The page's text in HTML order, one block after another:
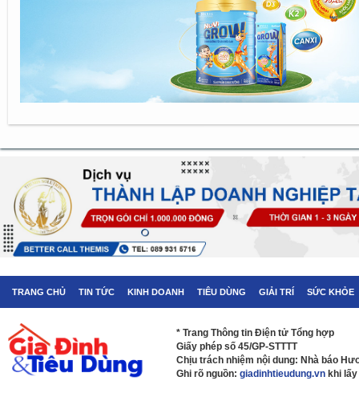
TRANG CHỦ TIN TỨC KINH DOANH TIÊU DÙNG GIẢI TRÍ SỨC KHỎE
* Trang Thông tin Điện tử Tổng hợp
Giấy phép số 45/GP-STTTT
Chịu trách nhiệm nội dung: Nhà báo
Ghi rõ nguồn: giadinhtieudung.vn khi